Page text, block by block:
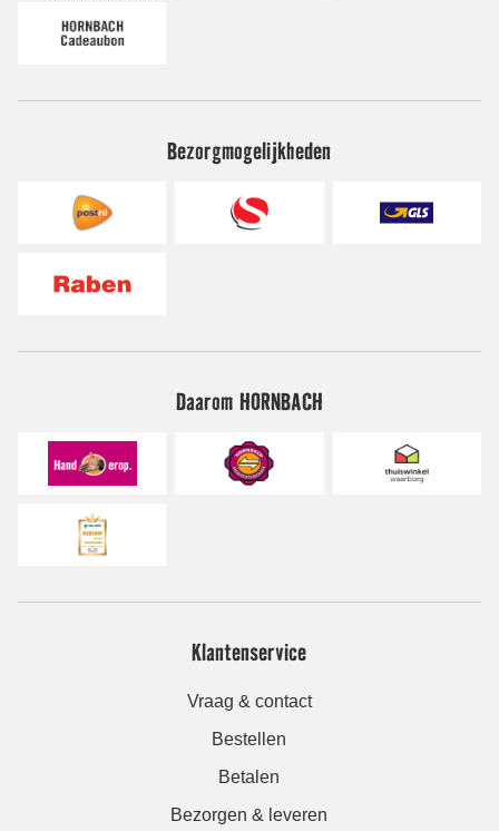
Bezorgmogelijkheden
Daarom HORNBACH
Klantenservice
Vraag & contact
Bestellen
Betalen
Bezorgen & leveren